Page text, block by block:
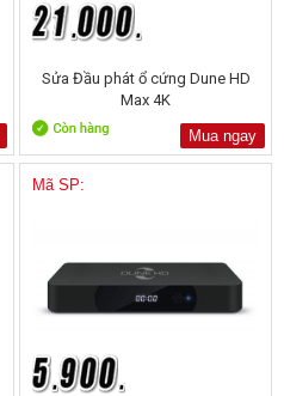
Sửa Đầu phát ổ cứng Dune HD
Max 4K
Mua ngay
Mã SP: